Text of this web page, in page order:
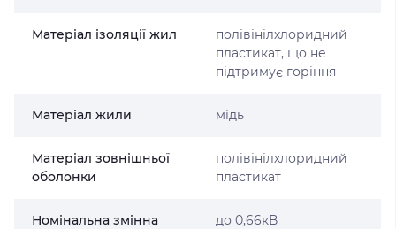
Матеріал ізоляції жил
полівінілхлоридний
пластикат, що не
підтримує горіння
Матеріал жили мідь
Матеріал зовнішньої
оболонки
полівінілхлоридний
пластикат
Номінальна змінна
до 0,66кВ